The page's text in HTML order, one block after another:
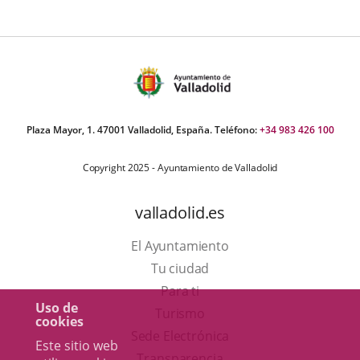
Uso de
cookies
Este sitio web
externa.externa.
Plaza Mayor, 1. 47001 Valladolid, España. Teléfono:+34 983 426 100
Copyright 2025 - Ayuntamiento de Valladolid
valladolid.es
El Ayuntamiento
Tu ciudad
Para ti